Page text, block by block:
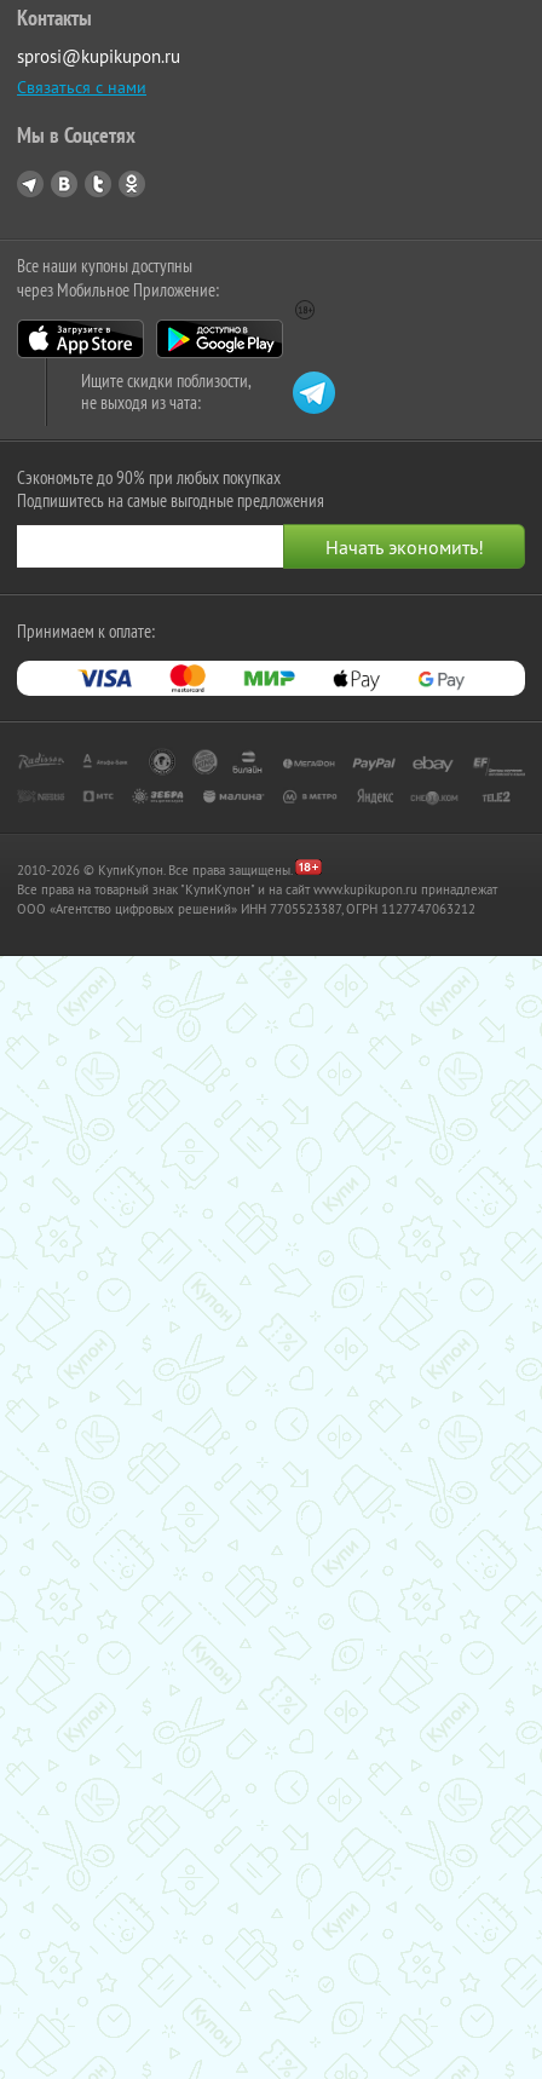
Контакты
sprosi@kupikupon.ru
Связаться с нами
Мы в Соцсетях
Все наши купоны доступны
через Мобильное Приложение:
Ищите скидки поблизости,
не выходя из чата:
Сэкономьте до 90% при любых покупках
Подпишитесь на самые выгодные предложения
Принимаем к оплате:
2010-2026 © КупиКупон. Все права защищены.
Все права на товарный знак "КупиКупон" и на сайт www.kupikupon.ru принадлежат
OOO «Агентство цифровых решений» ИНН 7705523387, ОГРН 1127747063212